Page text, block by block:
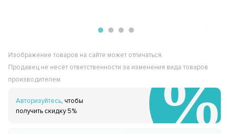
Изображение товаров на сайте может отличаться.
Продавец не несёт ответственности за изменения вида товаров
производителем.
Авторизуйтесь, чтобы
получить скидку 5%